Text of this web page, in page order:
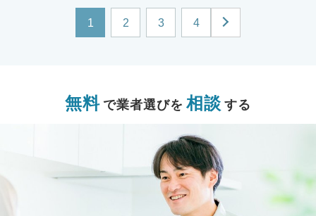
1 2 3 4
無料 で業者選びを 相談 する